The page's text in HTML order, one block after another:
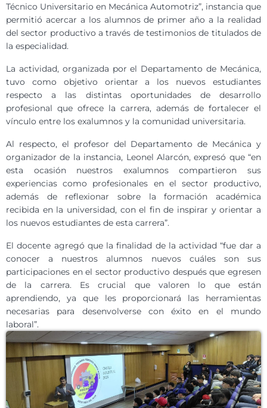
Técnico Universitario en Mecánica Automotriz”, instancia que
permitió acercar a los alumnos de primer año a la realidad
del sector productivo a través de testimonios de titulados de
la especialidad.
La actividad, organizada por el Departamento de Mecánica,
tuvo como objetivo orientar a los nuevos estudiantes
respecto a las distintas oportunidades de desarrollo
profesional que ofrece la carrera, además de fortalecer el
vínculo entre los exalumnos y la comunidad universitaria.
Al respecto, el profesor del Departamento de Mecánica y
organizador de la instancia, Leonel Alarcón, expresó que “en
esta ocasión nuestros exalumnos compartieron sus
experiencias como profesionales en el sector productivo,
además de reflexionar sobre la formación académica
recibida en la universidad, con el fin de inspirar y orientar a
los nuevos estudiantes de esta carrera”.
El docente agregó que la finalidad de la actividad “fue dar a
conocer a nuestros alumnos nuevos cuáles son sus
participaciones en el sector productivo después que egresen
de la carrera. Es crucial que valoren lo que están
aprendiendo, ya que les proporcionará las herramientas
necesarias para desenvolverse con éxito en el mundo
laboral”.